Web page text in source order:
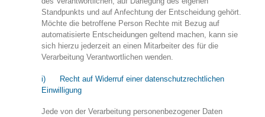
Standpunkts und auf Anfechtung der Entscheidung gehört.
Möchte die betroffene Person Rechte mit Bezug auf
automatisierte Entscheidungen geltend machen, kann sie
sich hierzu jederzeit an einen Mitarbeiter des für die
Verarbeitung Verantwortlichen wenden.
i) Recht auf Widerruf einer datenschutzrechtlichen
Einwilligung
Jede von der Verarbeitung personenbezogener Daten